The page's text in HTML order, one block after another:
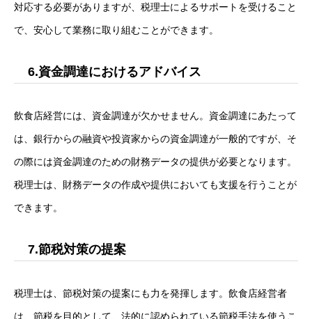
対応する必要がありますが、税理士によるサポートを受けること
で、安心して業務に取り組むことができます。
6.資金調達におけるアドバイス
飲食店経営には、資金調達が欠かせません。資金調達にあたって
は、銀行からの融資や投資家からの資金調達が一般的ですが、そ
の際には資金調達のための財務データの提供が必要となります。
税理士は、財務データの作成や提供においても支援を行うことが
できます。
7.節税対策の提案
税理士は、節税対策の提案にも力を発揮します。飲食店経営者
は、節税を目的として、法的に認められている節税手法を使うこ